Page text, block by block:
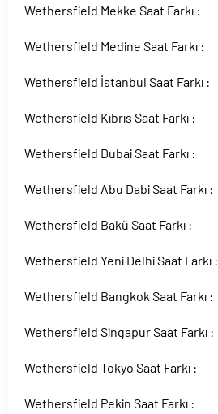
Wethersfield Mekke Saat Farkı :
Wethersfield Medine Saat Farkı :
Wethersfield İstanbul Saat Farkı :
Wethersfield Kıbrıs Saat Farkı :
Wethersfield Dubai Saat Farkı :
Wethersfield Abu Dabi Saat Farkı :
Wethersfield Bakü Saat Farkı :
Wethersfield Yeni Delhi Saat Farkı :
Wethersfield Bangkok Saat Farkı :
Wethersfield Singapur Saat Farkı :
Wethersfield Tokyo Saat Farkı :
Wethersfield Pekin Saat Farkı :